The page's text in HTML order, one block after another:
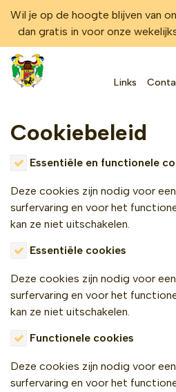
Wil je op de hoogte blijven van
dan gratis in voor onze
Links
Cookiebeleid
Essentiële en functionele
Deze cookies zijn nodig voor
surfervaring en voor het
kan ze niet uitschakelen.
Essentiële cookies
Deze cookies zijn nodig voor
surfervaring en voor het
kan ze niet uitschakelen.
Functionele cookies
Deze cookies zijn nodig voor
surfervaring en voor het